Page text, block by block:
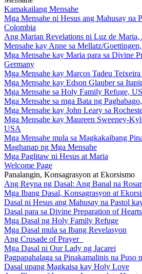
Kamakailang Mensahe
Mga Mensahe ni Hesus ang Mahusay na
Colombia
Ang Marian Revelations ni Luz de Maria,
Mensahe kay Anne sa Mellatz/
Mga Mensahe kay Maria para sa Divine
Germany
Mga Mensahe kay Marcos Tadeu Teixeira
Mga Mensahe kay Edson Glauber sa
Mga Mensahe sa Holy Family Refuge,
Mga Mensahe sa mga Bata ng
Mga Mensahe kay John Leary sa
Mga Mensahe kay Maureen Sweeney-
USA
Mga Mensahe mula sa Magkakaibang
Maghanap ng Mga Mensahe
Mga Paglitaw ni Hesus at Maria
Welcome Page
Panalangin, Konsagrasyon at Ekorsismo
Ang Reyna ng Dasal: Ang Banal na
Mga Ibang Dasal, Konsagrasyon at
Dasal ni Hesus ang Mahusay na Pastol
Dasal para sa Divine Preparation of Hearts
Mga Dasal ng Holy Family Refuge
Mga Dasal mula sa Ibang Revelasyon
Ang Crusade of Prayer
Mga Dasal ni Our Lady ng Jacarei
Pagpapahalaga sa Pinakamalinis na Puso
Dasal upang Magkaisa kay Holy Love